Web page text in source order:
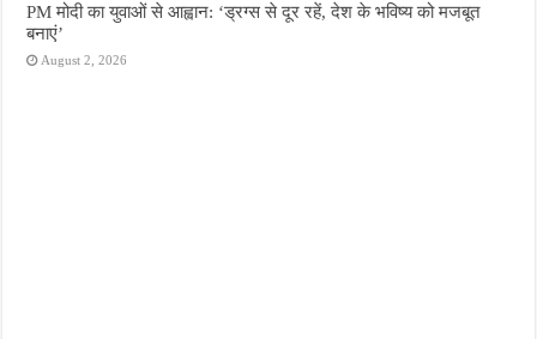
PM मोदी का युवाओं से आह्वान: ‘ड्रग्स से दूर रहें, देश के भविष्य को मजबूत
बनाएं’
August 2, 2026